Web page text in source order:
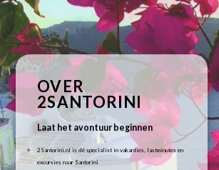
OVER
2SANTORINI
Laat het avontuur beginnen
2Santorini.nl is dé specialist in vakanties, lastminutes en
excursies naar Santorini